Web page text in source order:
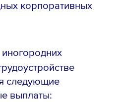
корпоративных
следующие
выплаты: